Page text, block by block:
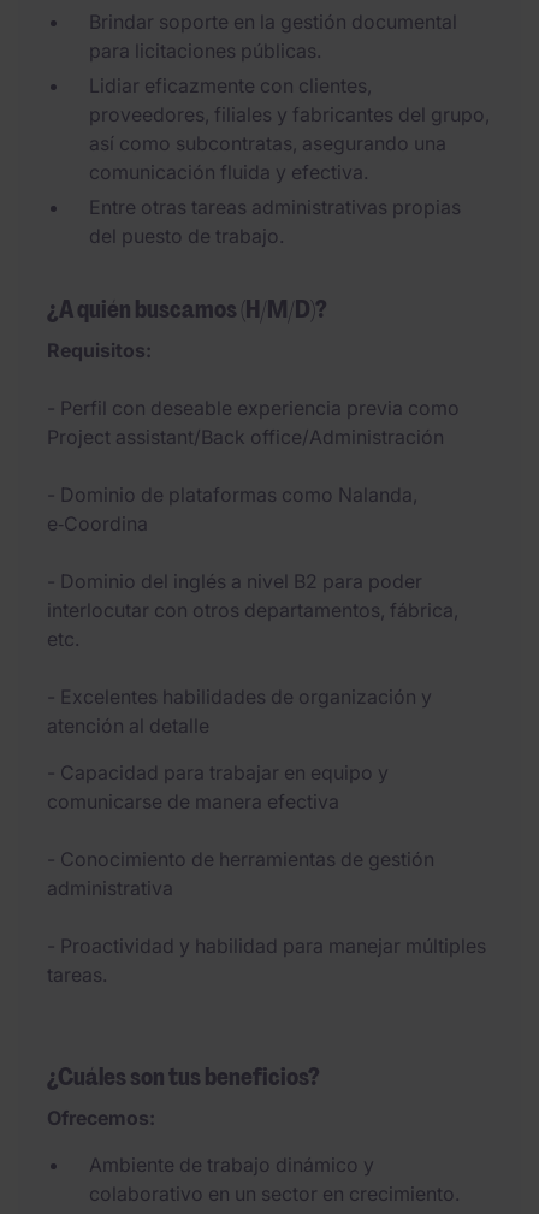
Brindar soporte en la gestión documental
para licitaciones públicas.
Lidiar eficazmente con clientes,
proveedores, filiales y fabricantes del grupo,
así como subcontratas, asegurando una
comunicación fluida y efectiva.
Entre otras tareas administrativas propias
del puesto de trabajo.
¿A quién buscamos (H/M/D)?
Requisitos:
- Perfil con deseable experiencia previa como
Project assistant/Back office/Administración
- Dominio de plataformas como Nalanda,
e‑Coordina
- Dominio del inglés a nivel B2 para poder
interlocutar con otros departamentos, fábrica,
etc.
- Excelentes habilidades de organización y
atención al detalle
- Capacidad para trabajar en equipo y
comunicarse de manera efectiva
- Conocimiento de herramientas de gestión
administrativa
- Proactividad y habilidad para manejar múltiples
tareas.
¿Cuáles son tus beneficios?
Ofrecemos:
Ambiente de trabajo dinámico y
colaborativo en un sector en crecimiento.